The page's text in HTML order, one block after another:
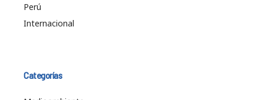
Perú
Internacional
Categorías